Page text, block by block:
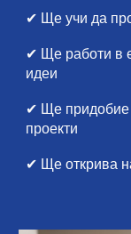
✔ Ще учи да
✔ Ще работи в
идеи
✔ Ще придобие
проекти
✔ Ще открива